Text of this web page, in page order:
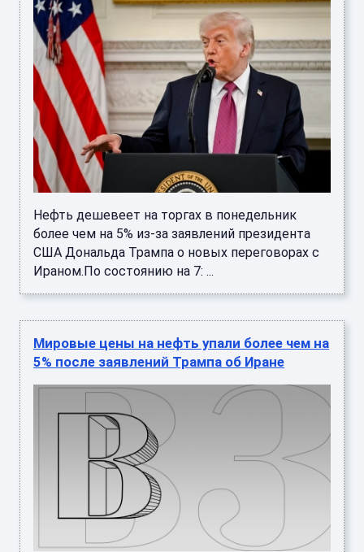
Нефть дешевеет на торгах в понедельник
более чем на 5% из-за заявлений президента
США Дональда Трампа о новых переговорах с
Ираном.По состоянию на 7: ...
Мировые цены на нефть упали более чем на
5% после заявлений Трампа об Иране